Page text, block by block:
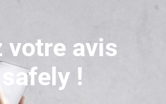
votre avis
!